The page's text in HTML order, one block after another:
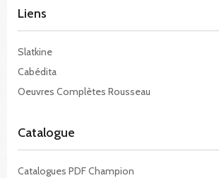
Liens
Slatkine
Cabédita
Oeuvres Complètes Rousseau
Catalogue
Catalogues PDF Champion